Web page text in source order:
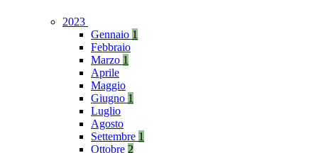
2023
Gennaio 1
Febbraio
Marzo 1
Aprile
Maggio
Giugno 1
Luglio
Agosto
Settembre 1
Ottobre 2